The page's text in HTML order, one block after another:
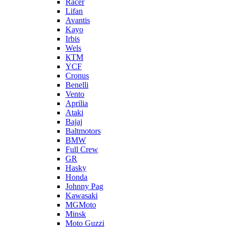
Racer
Lifan
Avantis
Kayo
Irbis
Wels
КТМ
YCF
Cronus
Benelli
Vento
Aprilia
Ataki
Bajaj
Baltmotors
BMW
Full Crew
GR
Hasky
Honda
Johnny Pag
Kawasaki
MGMoto
Minsk
Moto Guzzi